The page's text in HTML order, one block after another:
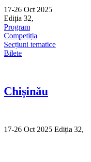
17-26 Oct 2025
Ediția 32,
Program
Competiția
Secțiuni tematice
Bilete
Chișinău
17-26 Oct 2025 Ediția 32,